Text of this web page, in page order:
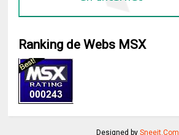
Ranking de Webs MSX
Designed by Sneeit.Com